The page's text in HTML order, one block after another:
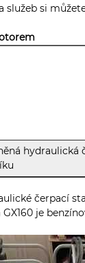
služeb si
hydraulická
čerpací
je